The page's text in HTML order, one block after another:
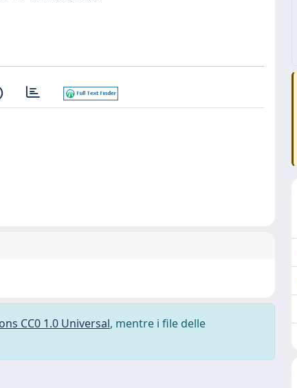
CC0 1.0 Universal, mentre i file delle